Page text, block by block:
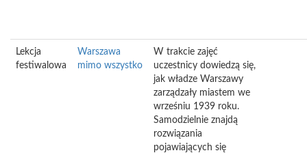
Lekcja
festiwalowa
Warszawa
mimo wszystko
W trakcie zajęć
uczestnicy dowiedzą się,
jak władze Warszawy
zarządzały miastem we
wrześniu 1939 roku.
Samodzielnie znajdą
rozwiązania
pojawiających się